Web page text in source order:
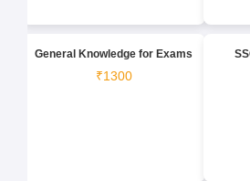
General Knowledge for Exams
₹1300